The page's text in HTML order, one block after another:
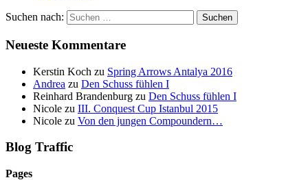
Suchen nach:
Neueste Kommentare
Kerstin Koch zu Spring Arrows Antalya 2016
Andrea zu Den Schuss fühlen I
Reinhard Brandenburg zu Den Schuss fühlen I
Nicole zu III. Conquest Cup Istanbul 2015
Nicole zu Von den jungen Compoundern…
Blog Traffic
Pages